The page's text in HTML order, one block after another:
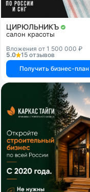
ЦИРЮЛЬНИКЪ
салон красоты
Вложения от 1 500 000 ₽
5.0
15 отзывов
Получить бизнес-план